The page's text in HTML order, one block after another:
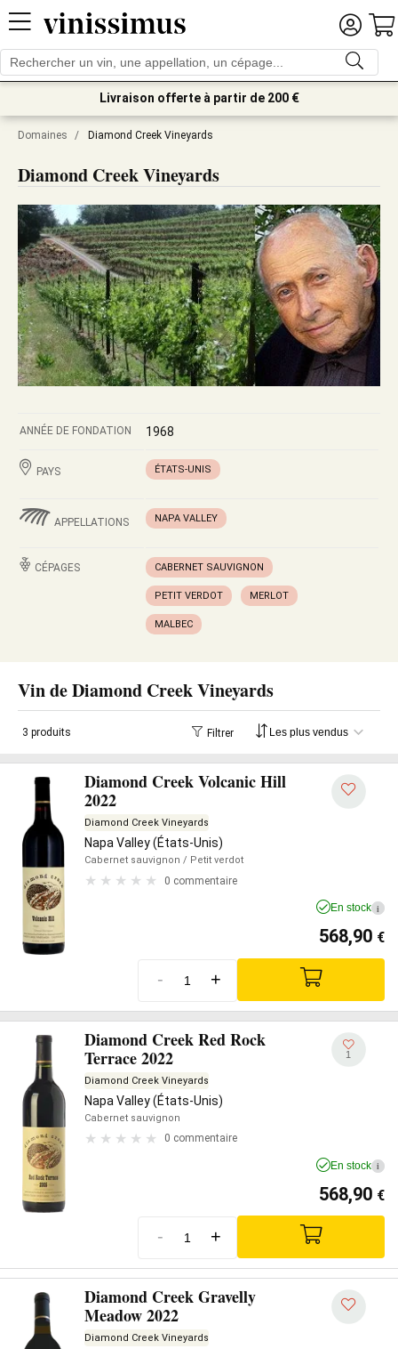
Livraison offerte à partir de 200 €
Domaines / Diamond Creek Vineyards
Diamond Creek Vineyards
ANNÉE DE FONDATION 1968
PAYS ÉTATS-UNIS
APPELLATIONS NAPA VALLEY
CÉPAGES CABERNET SAUVIGNON
PETIT VERDOT MERLOT
MALBEC
Vin de Diamond Creek Vineyards
3 produits Filtrer
Diamond Creek Volcanic Hill
2022
Diamond Creek Vineyards
Napa Valley (États-Unis)
Cabernet sauvignon / Petit verdot
0 commentaire
En stock i
568,90 €
- +
Diamond Creek Red Rock
Terrace 2022
Diamond Creek Vineyards
Napa Valley (États-Unis)
Cabernet sauvignon
0 commentaire
1
En stock i
568,90 €
- +
Diamond Creek Gravelly
Meadow 2022
Diamond Creek Vineyards